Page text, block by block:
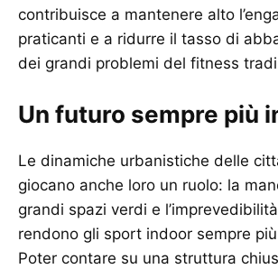
contribuisce a mantenere alto
praticanti e a ridurre il tasso di
dei grandi problemi del fitness
Un futuro sempre più
Le dinamiche urbanistiche delle
giocano anche loro un ruolo: la
grandi spazi verdi e
rendono gli sport indoor sempre
Poter contare su una struttura